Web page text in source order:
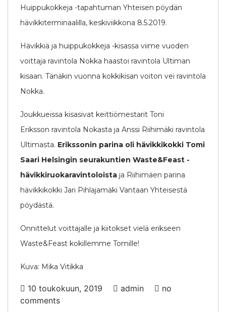
Huippukokkeja -tapahtuman Yhteisen pöydän
hävikkiterminaalilla, keskiviikkona 8.5.2019.
Hävikkiä ja huippukokkeja -kisassa viime vuoden
voittaja ravintola Nokka haastoi ravintola Ultiman
kisaan. Tänäkin vuonna kokkikisan voiton vei ravintola
Nokka.
Joukkueissa kisasivat keittiömestarit Toni
Eriksson ravintola Nokasta ja Anssi Riihimäki ravintola
Ultimasta. Erikssonin parina oli hävikkikokki Tomi
Saari Helsingin seurakuntien Waste&Feast -
hävikkiruokaravintoloista ja Riihimäen parina
hävikkikokki Jari Pihlajamäki Vantaan Yhteisestä
pöydästä.
Onnittelut voittajalle ja kiitokset vielä erikseen
Waste&Feast kokillemme Tomille!
Kuva: Mika Vitikka
10 toukokuun, 2019 admin
no
comments